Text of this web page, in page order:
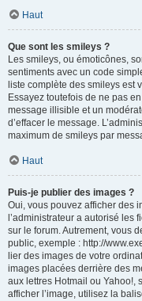
Haut
Que sont les smileys ?
Les smileys, ou émoticônes,
sentiments avec un code
liste complète des smileys est
Essayez toutefois de ne pas
message illisible et un
d’effacer le message.
maximum de smileys par
Haut
Puis-je publier des images ?
Oui, vous pouvez afficher des
l’administrateur a autorisé les
sur le forum. Autrement, vous
public, exemple : http://
lier des images de votre
images placées derrière des
aux lettres Hotmail ou Yahoo!,
afficher l’image, utilisez la